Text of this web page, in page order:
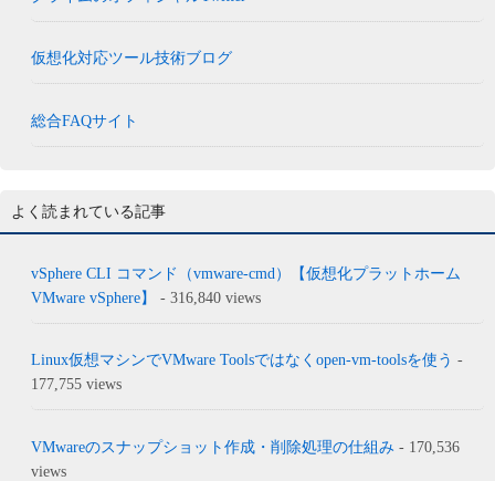
仮想化対応ツール技術ブログ
総合FAQサイト
よく読まれている記事
vSphere CLI コマンド（vmware-cmd）【仮想化プラットホーム
VMware vSphere】
- 316,840 views
Linux仮想マシンでVMware Toolsではなくopen-vm-toolsを使う -
177,755 views
VMwareのスナップショット作成・削除処理の仕組み - 170,536
views